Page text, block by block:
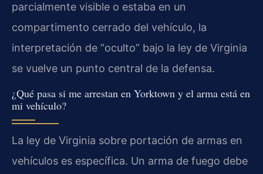
parcialmente visible o estaba en un
compartimento cerrado del vehículo, la
interpretación de “oculto” bajo la ley de Virginia
se vuelve un punto central de la defensa.
¿Qué pasa si me arrestan en Yorktown y el arma está en
mi vehículo?
La ley de Virginia sobre portación de armas en
vehículos es específica. Un arma de fuego debe